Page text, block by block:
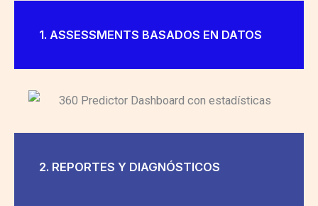
1. ASSESSMENTS BASADOS EN DATOS
2. REPORTES Y DIAGNÓSTICOS